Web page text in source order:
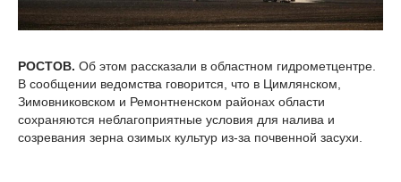
РОСТОВ. Об этом рассказали в областном гидрометцентре.
В сообщении ведомства говорится, что в Цимлянском,
Зимовниковском и Ремонтненском районах области
сохраняются неблагоприятные условия для налива и
созревания зерна озимых культур из-за почвенной засухи.